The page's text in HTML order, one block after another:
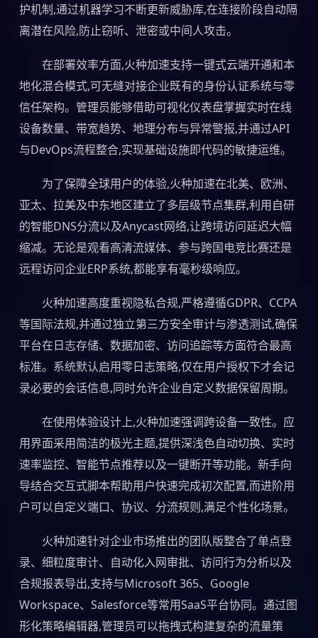
护机制,通过机器学习不断更新威胁库,在连接阶段自动隔
离潜在风险,防止窃听、泄密或中间人攻击。
在部署效率方面,火种加速支持一键式云端开通和本
地化混合模式,可无缝对接企业既有的身份认证系统与零
信任架构。管理员能够借助可视化仪表盘掌握实时在线
设备数量、带宽趋势、地理分布与异常警报,并通过API
与DevOps流程整合,实现基础设施即代码的敏捷运维。
为了保障全球用户的体验,火种加速在北美、欧洲、
亚太、拉美及中东地区建立了多层级节点集群,利用自研
的智能DNS分流以及Anycast网络,让跨境访问延迟大幅
缩减。无论是观看高清流媒体、参与跨国电竞比赛还是
远程访问企业ERP系统,都能享有毫秒级响应。
火种加速高度重视隐私合规,严格遵循GDPR、CCPA
等国际法规,并通过独立第三方安全审计与渗透测试,确保
平台在日志存储、数据加密、访问追踪等方面符合最高
标准。系统默认启用零日志策略,仅在用户授权下才会记
录必要的会话信息,同时允许企业自定义数据保留周期。
在使用体验设计上,火种加速强调跨设备一致性。应
用界面采用简洁的极光主题,提供深浅色自动切换、实时
速率监控、智能节点推荐以及一键断开等功能。新手向
导结合交互式脚本帮助用户快速完成初次配置,而进阶用
户可以自定义端口、协议、分流规则,满足个性化场景。
火种加速针对企业市场推出的团队版整合了单点登
录、细粒度审计、自动化入网审批、访问行为分析以及
合规报表导出,支持与Microsoft 365、Google
Workspace、Salesforce等常用SaaS平台协同。通过图
形化策略编辑器,管理员可以拖拽式构建复杂的流量策